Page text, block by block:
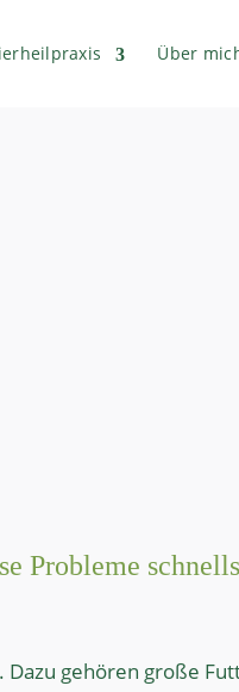
Über
Probleme
gehören große